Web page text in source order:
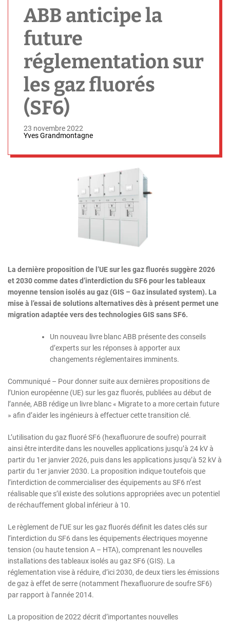
ABB anticipe la
future
réglementation sur
les gaz fluorés
(SF6)
23 novembre 2022
Yves Grandmontagne
La dernière proposition de l’UE sur les gaz fluorés suggère 2026
et 2030 comme dates d’interdiction du SF6 pour les tableaux
moyenne tension isolés au gaz (GIS – Gaz insulated system). La
mise à l’essai de solutions alternatives dès à présent permet une
migration adaptée vers des technologies GIS sans SF6.
Un nouveau livre blanc ABB présente des conseils
d’experts sur les réponses à apporter aux
changements réglementaires imminents.
Communiqué – Pour donner suite aux dernières propositions de
l’Union européenne (UE) sur les gaz fluorés, publiées au début de
l’année, ABB rédige un livre blanc « Migrate to a more certain future
» afin d’aider les ingénieurs à effectuer cette transition clé.
L’utilisation du gaz fluoré SF6 (hexafluorure de soufre) pourrait
ainsi être interdite dans les nouvelles applications jusqu’à 24 kV à
partir du 1er janvier 2026, puis dans les applications jusqu’à 52 kV à
partir du 1er janvier 2030. La proposition indique toutefois que
l’interdiction de commercialiser des équipements au SF6 n’est
réalisable que s’il existe des solutions appropriées avec un potentiel
de réchauffement global inférieur à 10.
Le règlement de l’UE sur les gaz fluorés définit les dates clés sur
l’interdiction du SF6 dans les équipements électriques moyenne
tension (ou haute tension A – HTA), comprenant les nouvelles
installations des tableaux isolés au gaz SF6 (GIS). La
réglementation vise à réduire, d’ici 2030, de deux tiers les émissions
de gaz à effet de serre (notamment l’hexafluorure de soufre SF6)
par rapport à l’année 2014.
La proposition de 2022 décrit d’importantes nouvelles